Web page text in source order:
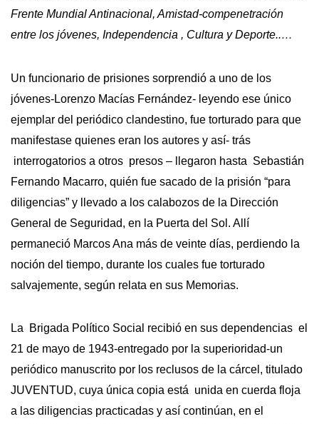
Frente Mundial Antinacional, Amistad-compenetración
entre los jóvenes, Independencia , Cultura y Deporte..…
Un funcionario de prisiones sorprendió a uno de los
jóvenes-Lorenzo Macías Fernández- leyendo ese único
ejemplar del periódico clandestino, fue torturado para que
manifestase quienes eran los autores y así- trás
interrogatorios a otros presos – llegaron hasta Sebastián
Fernando Macarro, quién fue sacado de la prisión “para
diligencias” y llevado a los calabozos de la Dirección
General de Seguridad, en la Puerta del Sol. Allí
permaneció Marcos Ana más de veinte días, perdiendo la
noción del tiempo, durante los cuales fue torturado
salvajemente, según relata en sus Memorias.
La Brigada Político Social recibió en sus dependencias el
21 de mayo de 1943-entregado por la superioridad-un
periódico manuscrito por los reclusos de la cárcel, titulado
JUVENTUD, cuya única copia está unida en cuerda floja
a las diligencias practicadas y así continúan, en el